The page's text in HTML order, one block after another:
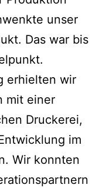
unser
Das war bis
erhielten wir
mit einer
Druckerei,
im
Wir konnten